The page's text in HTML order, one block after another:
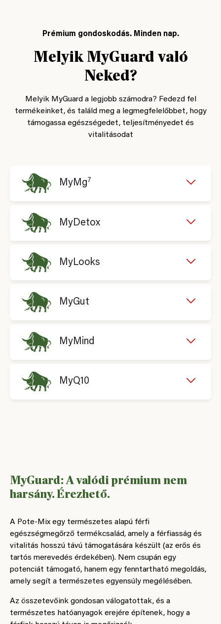
Prémium gondoskodás. Minden nap.
Melyik MyGuard való
Neked?
Melyik MyGuard a legjobb számodra? Fedezd fel
termékeinket, és találd meg a legmegfelelőbbet, hogy
támogassa egészségedet, teljesítményedet és
vitalitásodat
MyMg7
MyDetox
MyLooks
MyGut
MyMind
MyQ10
MyGuard: A valódi prémium nem
harsány. Érezhető.
A Pote-Mix egy természetes alapú férfi
egészségmegőrző termékcsalád, amely a férfiasság és
vitalitás hosszú távú támogatására készült (az erős és
tartós merevedés érdekében). Nem csupán egy
potenciát támogató, hanem egy fenntartható megoldás,
amely segít a természetes egyensúly megélésében.
Az összetevőink gondosan válogatottak, és a
természetes hatóanyagok erejére építenek, hogy a